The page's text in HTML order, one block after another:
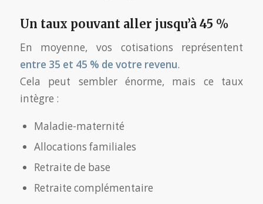
Un taux pouvant aller jusqu’à 45 %
En moyenne, vos cotisations représentent
entre 35 et 45 % de votre revenu.
Cela peut sembler énorme, mais ce taux
intègre :
Maladie-maternité
Allocations familiales
Retraite de base
Retraite complémentaire